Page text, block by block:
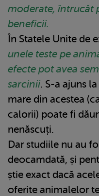
moderate, întrucât
beneficii.
În Statele Unite de
unele teste pe
efecte pot avea
sarcinii. S-a ajuns
mare din acestea
calorii) poate fi
nenăscuți.
Dar studiile nu au
deocamdată, și
știe exact dacă
oferite animalelor